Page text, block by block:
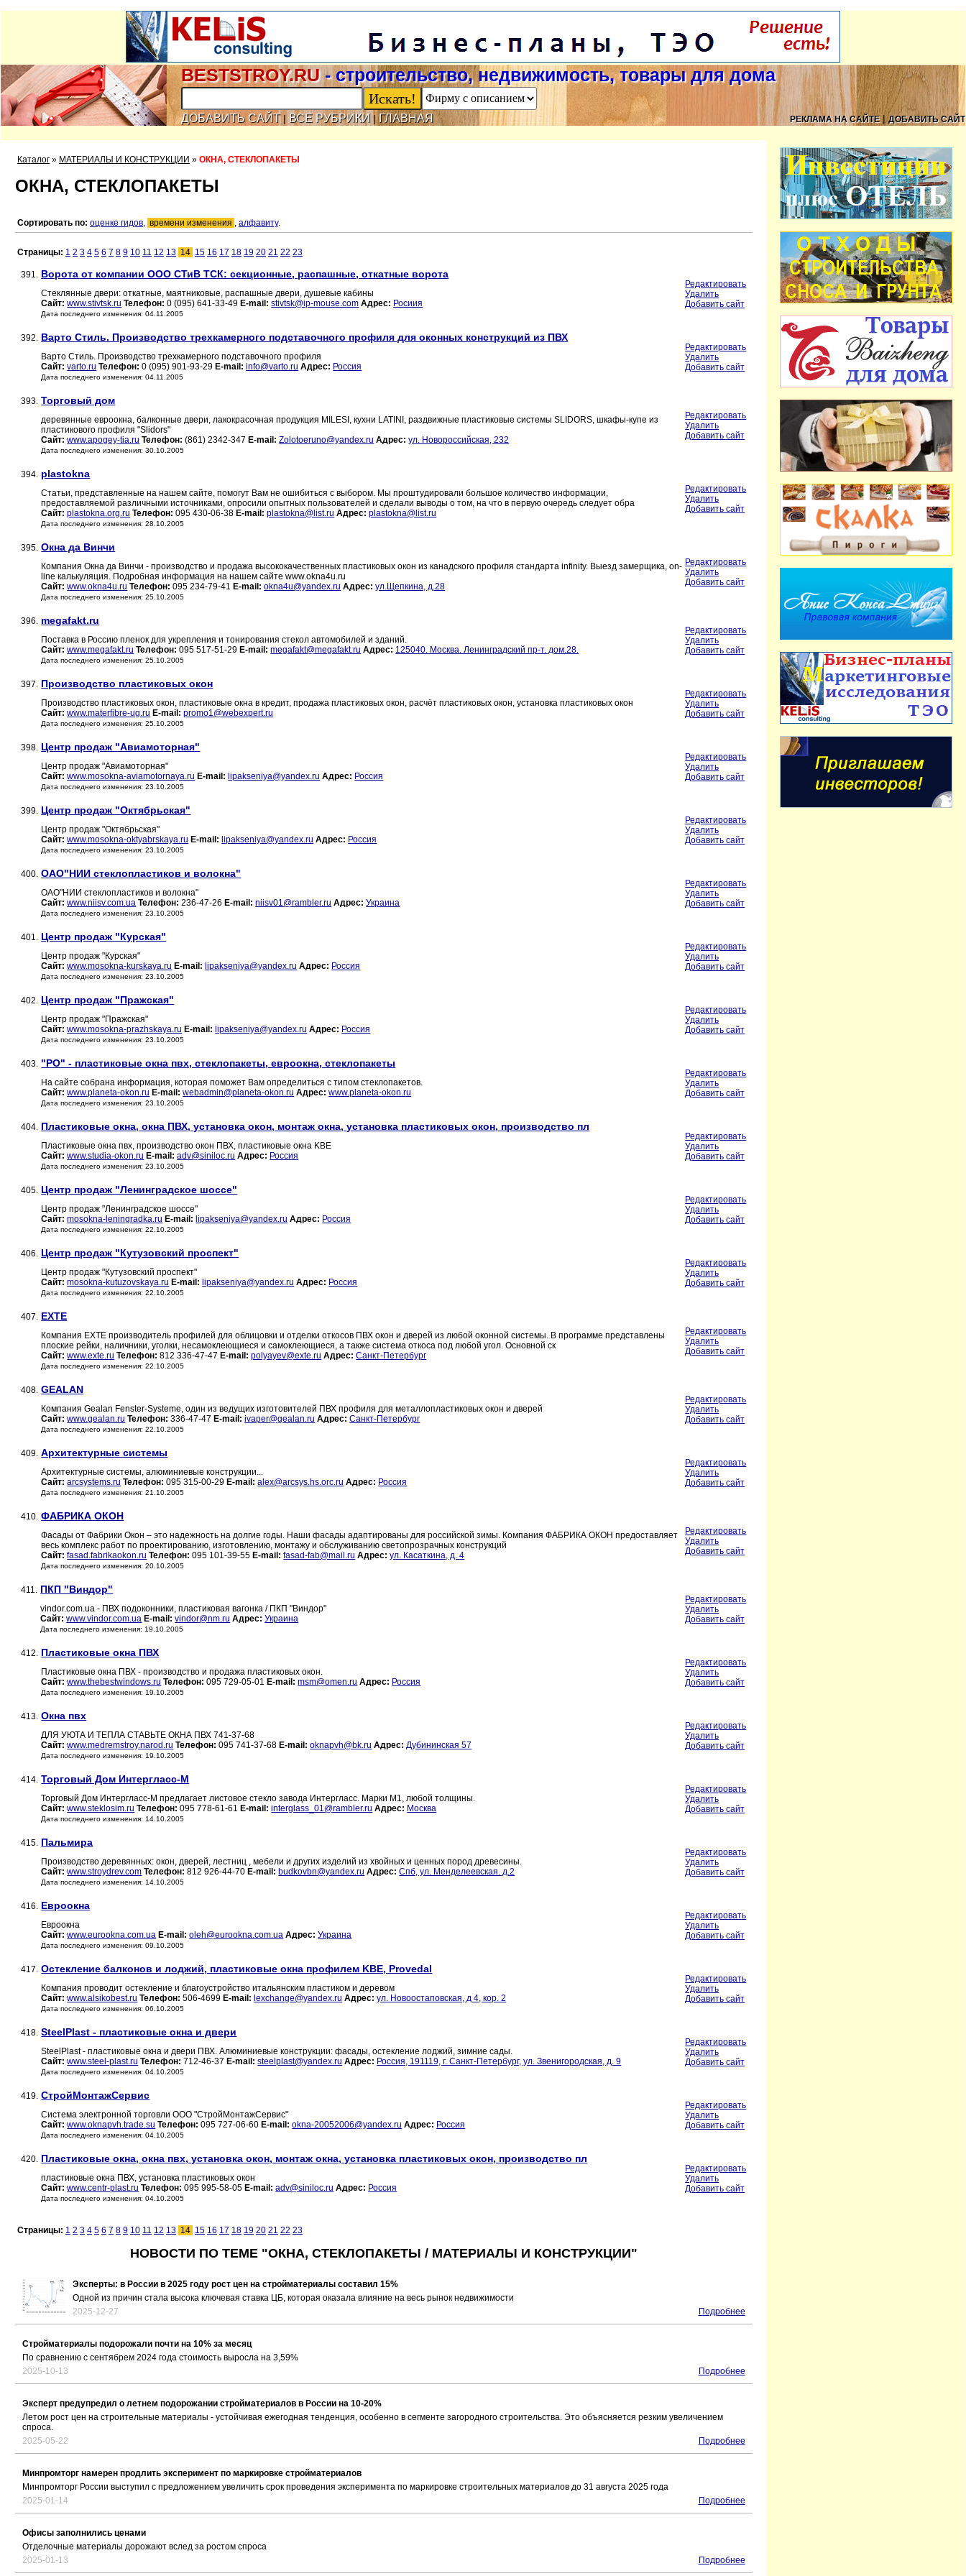
BESTSTROY.RU - строительство, недвижимость, товары для дома
ДОБАВИТЬ САЙТ| ВСЕ РУБРИКИ | ГЛАВНАЯ РЕКЛАМА НА САЙТЕ|ДОБАВИТЬ САЙТ
Каталог » МАТЕРИАЛЫ И КОНСТРУКЦИИ » ОКНА, СТЕКЛОПАКЕТЫ
ОКНА, СТЕКЛОПАКЕТЫ
Сортировать по: оценке гидов, времени изменения , алфавиту.
Страницы: 1 2 3 4 5 6 7 8 9 10 11 12 13 14 15 16 17 18 19 20 21 22 23
391. Ворота от компании ООО СТиВ ТСК: секционные, распашные, откатные ворота
Стеклянные двери: откатные, маятниковые, распашные двери, душевые кабины
Сайт: www.stivtsk.ru Телефон: 0 (095) 641-33-49 E-mail: stivtsk@ip-mouse.com Адрес: Росиия
Дата последнего изменения: 04.11.2005
Редактировать
Удалить
Добавить сайт
392. Варто Стиль. Производство трехкамерного подставочного профиля для оконных конструкций из ПВХ
Варто Стиль. Производство трехкамерного подставочного профиля
Сайт: varto.ru Телефон: 0 (095) 901-93-29 E-mail: info@varto.ru Адрес: Россия
Дата последнего изменения: 04.11.2005
Редактировать
Удалить
Добавить сайт
393. Торговый дом
деревянные евроокна, балконные двери, лакокрасочная продукция MILESI, кухни LATINI, раздвижные пластиковые системы SLIDORS, шкафы-купе из
пластикового профиля "Slidors"
Сайт: www.apogey-tia.ru Телефон: (861) 2342-347 E-mail: Zolotoeruno@yandex.ru Адрес: ул. Новороссийская, 232
Дата последнего изменения: 30.10.2005
Редактировать
Удалить
Добавить сайт
394. plastokna
Статьи, представленные на нашем сайте, помогут Вам не ошибиться с выбором. Мы проштудировали большое количество информации,
предоставляемой различными источниками, опросили опытных пользователей и сделали выводы о том, на что в первую очередь следует обра
Сайт: plastokna.org.ru Телефон: 095 430-06-38 E-mail: plastokna@list.ru Адрес: plastokna@list.ru
Дата последнего изменения: 28.10.2005
Редактировать
Удалить
Добавить сайт
395. Окна да Винчи
Компания Окна да Винчи - производство и продажа высококачественных пластиковых окон из канадского профиля стандарта infinity. Выезд замерщика, on-
line калькуляция. Подробная информация на нашем сайте www.okna4u.ru
Сайт: www.okna4u.ru Телефон: 095 234-79-41 E-mail: okna4u@yandex.ru Адрес: ул.Щепкина, д.28
Дата последнего изменения: 25.10.2005
Редактировать
Удалить
Добавить сайт
396. megafakt.ru
Поставка в Россию пленок для укрепления и тонирования стекол автомобилей и зданий.
Сайт: www.megafakt.ru Телефон: 095 517-51-29 E-mail: megafakt@megafakt.ru Адрес: 125040. Москва. Ленинградский пр-т. дом.28.
Дата последнего изменения: 25.10.2005
Редактировать
Удалить
Добавить сайт
397. Производство пластиковых окон
Производство пластиковых окон, пластиковые окна в кредит, продажа пластиковых окон, расчёт пластиковых окон, установка пластиковых окон
Сайт: www.materfibre-ug.ru E-mail: promo1@webexpert.ru
Дата последнего изменения: 25.10.2005
Редактировать
Удалить
Добавить сайт
398. Центр продаж "Авиамоторная"
Центр продаж "Авиамоторная"
Сайт: www.mosokna-aviamotornaya.ru E-mail: lipakseniya@yandex.ru Адрес: Россия
Дата последнего изменения: 23.10.2005
Редактировать
Удалить
Добавить сайт
399. Центр продаж "Октябрьская"
Центр продаж "Октябрьская"
Сайт: www.mosokna-oktyabrskaya.ru E-mail: lipakseniya@yandex.ru Адрес: Россия
Дата последнего изменения: 23.10.2005
Редактировать
Удалить
Добавить сайт
400. ОАО"НИИ стеклопластиков и волокна"
ОАО"НИИ стеклопластиков и волокна"
Сайт: www.niisv.com.ua Телефон: 236-47-26 E-mail: niisv01@rambler.ru Адрес: Украина
Дата последнего изменения: 23.10.2005
Редактировать
Удалить
Добавить сайт
401. Центр продаж "Курская"
Центр продаж "Курская"
Сайт: www.mosokna-kurskaya.ru E-mail: lipakseniya@yandex.ru Адрес: Россия
Дата последнего изменения: 23.10.2005
Редактировать
Удалить
Добавить сайт
402. Центр продаж "Пражская"
Центр продаж "Пражская"
Сайт: www.mosokna-prazhskaya.ru E-mail: lipakseniya@yandex.ru Адрес: Россия
Дата последнего изменения: 23.10.2005
Редактировать
Удалить
Добавить сайт
403. "PO" - пластиковые окна пвх, стеклопакеты, евроокна, стеклопакеты
На сайте собрана информация, которая поможет Вам определиться с типом стеклопакетов.
Сайт: www.planeta-okon.ru E-mail: webadmin@planeta-okon.ru Адрес: www.planeta-okon.ru
Дата последнего изменения: 23.10.2005
Редактировать
Удалить
Добавить сайт
404. Пластиковые окна, окна ПВХ, установка окон, монтаж окна, установка пластиковых окон, производство пл
Пластиковые окна пвх, производство окон ПВХ, пластиковые окна KBE
Сайт: www.studia-okon.ru E-mail: adv@siniloc.ru Адрес: Россия
Дата последнего изменения: 23.10.2005
Редактировать
Удалить
Добавить сайт
405. Центр продаж "Ленинградское шоссе"
Центр продаж "Ленинградское шоссе"
Сайт: mosokna-leningradka.ru E-mail: lipakseniya@yandex.ru Адрес: Россия
Дата последнего изменения: 22.10.2005
Редактировать
Удалить
Добавить сайт
406. Центр продаж "Кутузовский проспект"
Центр продаж "Кутузовский проспект"
Сайт: mosokna-kutuzovskaya.ru E-mail: lipakseniya@yandex.ru Адрес: Россия
Дата последнего изменения: 22.10.2005
Редактировать
Удалить
Добавить сайт
407. EXTE
Компания EXTE производитель профилей для облицовки и отделки откосов ПВХ окон и дверей из любой оконной системы. В программе представлены
плоские рейки, наличники, уголки, несамоклеющиеся и самоклеющиеся, а также система откоса под любой угол. Основной ск
Сайт: www.exte.ru Телефон: 812 336-47-47 E-mail: polyayev@exte.ru Адрес: Санкт-Петербург
Дата последнего изменения: 22.10.2005
Редактировать
Удалить
Добавить сайт
408. GEALAN
Компания Gealan Fenster-Systeme, один из ведущих изготовителей ПВХ профиля для металлопластиковых окон и дверей
Сайт: www.gealan.ru Телефон: 336-47-47 E-mail: ivaper@gealan.ru Адрес: Санкт-Петербург
Дата последнего изменения: 22.10.2005
Редактировать
Удалить
Добавить сайт
409. Aрхитектурные системы
Aрхитектурные системы, алюминиевые конструкции...
Сайт: arcsystems.ru Телефон: 095 315-00-29 E-mail: alex@arcsys.hs.orc.ru Адрес: Россия
Дата последнего изменения: 21.10.2005
Редактировать
Удалить
Добавить сайт
410. ФАБРИКА ОКОН
Фасады от Фабрики Окон – это надежность на долгие годы. Наши фасады адаптированы для российской зимы. Компания ФАБРИКА ОКОН предоставляет
весь комплекс работ по проектированию, изготовлению, монтажу и обслуживанию светопрозрачных конструкций
Сайт: fasad.fabrikaokon.ru Телефон: 095 101-39-55 E-mail: fasad-fab@mail.ru Адрес: ул. Касаткина, д. 4
Дата последнего изменения: 20.10.2005
Редактировать
Удалить
Добавить сайт
411. ПКП "Виндор"
vindor.com.ua - ПВХ подоконники, пластиковая вагонка / ПКП "Виндор"
Сайт: www.vindor.com.ua E-mail: vindor@nm.ru Адрес: Украина
Дата последнего изменения: 19.10.2005
Редактировать
Удалить
Добавить сайт
412. Пластиковые окна ПВХ
Пластиковые окна ПВХ - производство и продажа пластиковых окон.
Сайт: www.thebestwindows.ru Телефон: 095 729-05-01 E-mail: msm@omen.ru Адрес: Россия
Дата последнего изменения: 19.10.2005
Редактировать
Удалить
Добавить сайт
413. Окна пвх
ДЛЯ УЮТА И ТЕПЛА СТАВЬТЕ ОКНА ПВХ 741-37-68
Сайт: www.medremstroy.narod.ru Телефон: 095 741-37-68 E-mail: oknapvh@bk.ru Адрес: Дубининская 57
Дата последнего изменения: 19.10.2005
Редактировать
Удалить
Добавить сайт
414. Торговый Дом Интергласс-М
Торговый Дом Интергласс-М предлагает листовое стекло завода Интергласс. Марки М1, любой толщины.
Сайт: www.steklosim.ru Телефон: 095 778-61-61 E-mail: interglass_01@rambler.ru Адрес: Москва
Дата последнего изменения: 14.10.2005
Редактировать
Удалить
Добавить сайт
415. Пальмира
Производство деревянных: окон, дверей, лестниц , мебели и других изделий из хвойных и ценных пород древесины.
Сайт: www.stroydrev.com Телефон: 812 926-44-70 E-mail: budkovbn@yandex.ru Адрес: Спб, ул. Менделеевская. д.2
Дата последнего изменения: 14.10.2005
Редактировать
Удалить
Добавить сайт
416. Евроокна
Евроокна
Сайт: www.eurookna.com.ua E-mail: oleh@eurookna.com.ua Адрес: Украина
Дата последнего изменения: 09.10.2005
Редактировать
Удалить
Добавить сайт
417. Остекление балконов и лоджий, пластиковые окна профилем KBE, Provedal
Компания проводит остекление и благоустройство итальянским пластиком и деревом
Сайт: www.alsikobest.ru Телефон: 506-4699 E-mail: lexchange@yandex.ru Адрес: ул. Новоостаповская, д 4, кор. 2
Дата последнего изменения: 06.10.2005
Редактировать
Удалить
Добавить сайт
418. SteelPlast - пластиковые окна и двери
SteelPlast - пластиковые окна и двери ПВХ. Алюминиевые конструкции: фасады, остекление лоджий, зимние сады.
Сайт: www.steel-plast.ru Телефон: 712-46-37 E-mail: steelplast@yandex.ru Адрес: Россия, 191119, г. Санкт-Петербург, ул. Звенигородская, д. 9
Дата последнего изменения: 04.10.2005
Редактировать
Удалить
Добавить сайт
419. СтройМонтажСервис
Система электронной торговли ООО "СтройМонтажСервис"
Сайт: www.oknapvh.trade.su Телефон: 095 727-06-60 E-mail: okna-20052006@yandex.ru Адрес: Россия
Дата последнего изменения: 04.10.2005
Редактировать
Удалить
Добавить сайт
420. Пластиковые окна, окна пвх, установка окон, монтаж окна, установка пластиковых окон, производство пл
пластиковые окна ПВХ, установка пластиковых окон
Сайт: www.centr-plast.ru Телефон: 095 995-58-05 E-mail: adv@siniloc.ru Адрес: Россия
Дата последнего изменения: 04.10.2005
Редактировать
Удалить
Добавить сайт
Страницы: 1 2 3 4 5 6 7 8 9 10 11 12 13 14 15 16 17 18 19 20 21 22 23
НОВОСТИ ПО ТЕМЕ "ОКНА, СТЕКЛОПАКЕТЫ / МАТЕРИАЛЫ И КОНСТРУКЦИИ"
Эксперты: в России в 2025 году рост цен на стройматериалы составил 15%
Одной из причин стала высока ключевая ставка ЦБ, которая оказала влияние на весь рынок недвижимости
2025-12-27
Подробнее
Стройматериалы подорожали почти на 10% за месяц
По сравнению с сентябрем 2024 года стоимость выросла на 3,59%
2025-10-13
Подробнее
Эксперт предупредил о летнем подорожании стройматериалов в России на 10-20%
Летом рост цен на строительные материалы - устойчивая ежегодная тенденция, особенно в сегменте загородного строительства. Это объясняется резким увеличением
спроса.
2025-05-22
Подробнее
Минпромторг намерен продлить эксперимент по маркировке стройматериалов
Минпромторг России выступил с предложением увеличить срок проведения эксперимента по маркировке строительных материалов до 31 августа 2025 года
2025-01-14
Подробнее
Офисы заполнились ценами
Отделочные материалы дорожают вслед за ростом спроса
2025-01-13
Подробнее